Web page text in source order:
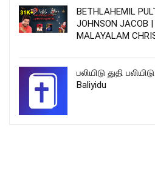
BETHLAHEMIL
JOHNSON JACOB |
MALAYALAM
பலியிடு துதி
Baliyidu